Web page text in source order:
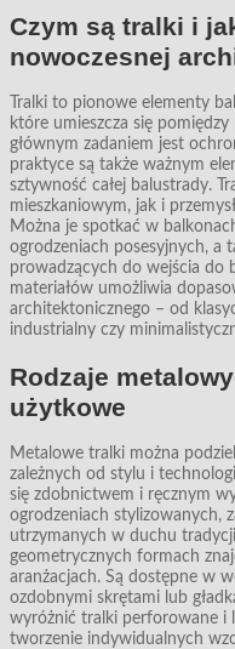
Czym są tralki i
nowoczesnej
Tralki to pionowe elementy
które umieszcza się
głównym zadaniem jest
praktyce są także ważnym
sztywność całej balustrady.
mieszkaniowym, jak i
Można je spotkać w
ogrodzeniach posesyjnych, a
prowadzących do wejścia do
materiałów umożliwia
architektonicznego – od
industrialny czy
Rodzaje
użytkowe
Metalowe tralki można
zależnych od stylu i
się zdobnictwem i ręcznym
ogrodzeniach stylizowanych,
utrzymanych w duchu
geometrycznych formach
aranżacjach. Są dostępne w
ozdobnymi skrętami lub
wyróżnić tralki perforowane i
tworzenie indywidualnych